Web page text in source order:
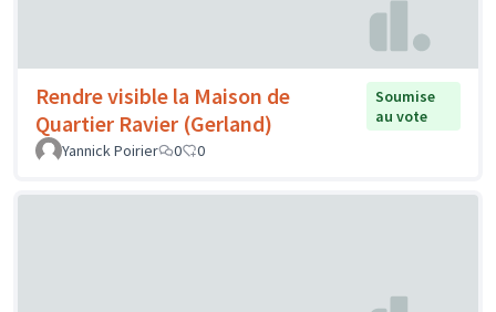
Rendre visible la Maison de
Quartier Ravier (Gerland)
Soumise
au vote
Yannick Poirier
0 0